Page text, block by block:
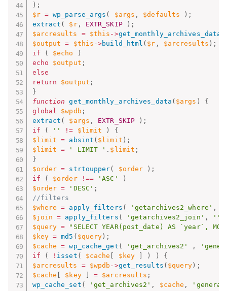
) ;
$r = wp_parse_args ( $args , $defaults ) ;
extract ( $r, EXTR_SKIP ) ;
$arcresults
= $this - >get_monthly_archives_data
$output
= $this ->build_html ( $r , $arcresults ) ;
if
( $echo
)
echo
$output ;
else
return
$output ;
}
function
get_monthly_archives_data ( $args )
{
global
$wpdb ;
extract ( $args , EXTR_SKIP ) ;
if
( '' != $limit )
{
$limit
= absint ( $limit ) ;
$limit
= ' LIMIT ' . $limit ;
}
$order = strtoupper( $order ) ;
if
( $order !== 'ASC'
)
$order = 'DESC' ;
//filters
$where
= apply_filters ( 'getarchives2_where' ,
$join
= apply_filters ( 'getarchives2_join' , ''
$query =
"SELECT YEAR(post_date) AS `year`,
$key = md5 ( $query ) ;
$cache
= wp_cache_get ( 'get_archives2' ,
if
( ! isset ( $cache $key ) )
{
$arcresults
= $wpdb - >get_results ( $query ) ;
$cache
$key = $arcresults ;
wp_cache_set ( 'get_archives2' , $cache ,